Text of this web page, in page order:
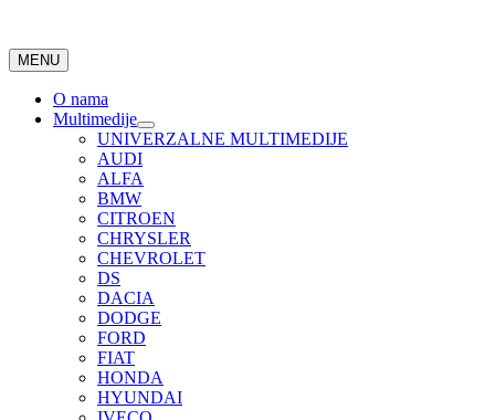
MENU
O nama
Multimedije
UNIVERZALNE MULTIMEDIJE
AUDI
ALFA
BMW
CITROEN
CHRYSLER
CHEVROLET
DS
DACIA
DODGE
FORD
FIAT
HONDA
HYUNDAI